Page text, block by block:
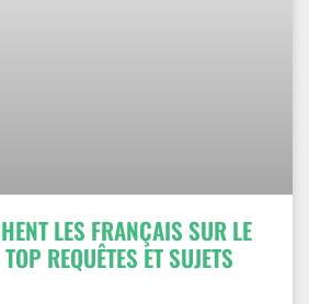
LES FRANÇAIS SUR LE
REQUÊTES ET SUJETS